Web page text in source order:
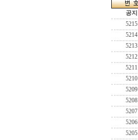
공지
5215
5214
5213
5212
5211
5210
5209
5208
5207
5206
5205